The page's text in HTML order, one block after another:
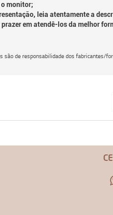
o monitor;
leia atentamente a
em atendê-los da melhor
são de responsabilidade dos fabricantes/